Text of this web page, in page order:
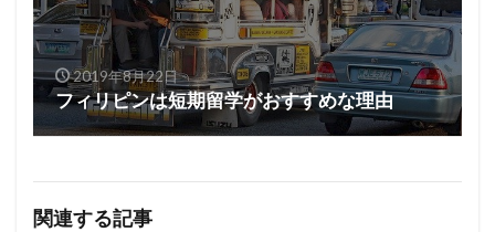
2019年8月22日
フィリピンは短期留学がおすすめな理由
関連する記事